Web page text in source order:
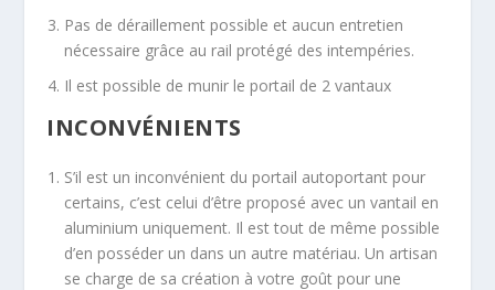
Pas de déraillement possible et aucun entretien
nécessaire grâce au rail protégé des intempéries.
Il est possible de munir le portail de 2 vantaux
INCONVÉNIENTS
S’il est un inconvénient du portail autoportant pour
certains, c’est celui d’être proposé avec un vantail en
aluminium uniquement. Il est tout de même possible
d’en posséder un dans un autre matériau. Un artisan
se charge de sa création à votre goût pour une